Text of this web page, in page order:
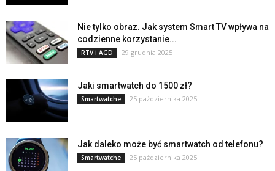
Nie tylko obraz. Jak system Smart TV wpływa na
codzienne korzystanie...
RTV i AGD 29 grudnia 2025
Jaki smartwatch do 1500 zł?
Smartwatche 25 października 2025
Jak daleko może być smartwatch od telefonu?
Smartwatche 25 października 2025